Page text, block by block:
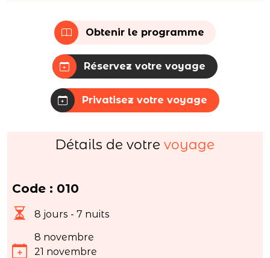
Obtenir le programme
Réservez votre voyage
Privatisez votre voyage
Détails de votre voyage
Code : 010
8 jours - 7 nuits
8 novembre
21 novembre